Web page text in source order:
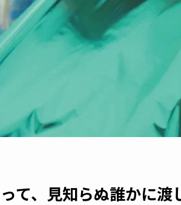
て、見知らぬ誰かに渡